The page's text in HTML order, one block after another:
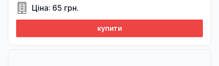
Ціна: 65 грн.
купити